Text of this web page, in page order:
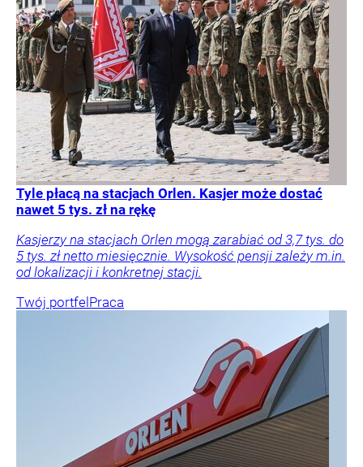
Tyle płacą na stacjach Orlen. Kasjer może dostać
nawet 5 tys. zł na rękę
Kasjerzy na stacjach Orlen mogą zarabiać od 3,7 tys. do
5 tys. zł netto miesięcznie. Wysokość pensji zależy m.in.
od lokalizacji i konkretnej stacji.
Twój portfelPraca